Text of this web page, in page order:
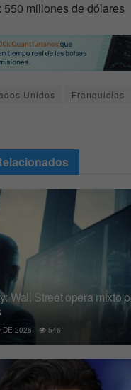
: 550 millones de dólares
Unidos Franquicias
Wall Street opera mixto
DE 2026 546